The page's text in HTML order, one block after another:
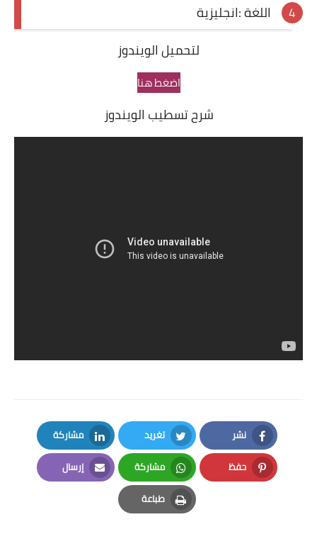
اللغة :انجليزية
لتحميل الويندوز
اضغط هنا
شرح تسطيب الويندوز
نشر
Facebook
تغريد
Twitter
مشاركة
LinkedIn
حفظ
Pinterest
مشاركة
Whatsapp
إرسال
Email
طباعة
Print